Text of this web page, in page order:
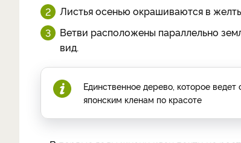
Листья осенью окрашиваются в
Ветви расположены параллельно
вид.
Единственное дерево, которое
японским кленам по красоте